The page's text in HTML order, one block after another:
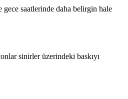
gece saatlerinde daha belirgin hale
sinirler üzerindeki baskıyı